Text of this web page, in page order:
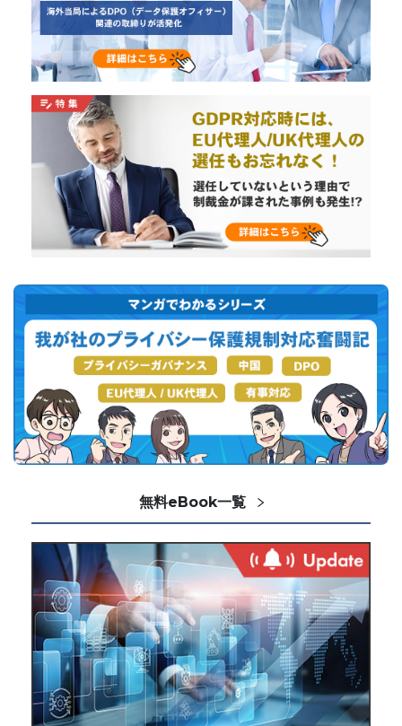
無料eBook一覧